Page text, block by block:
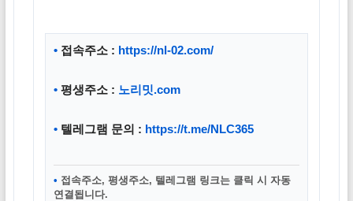
•접속주소 : https://nl-02.com/
•평생주소 : 노리밋.com
•텔레그램 문의 : https://t.me/NLC365
• 접속주소, 평생주소, 텔레그램 링크는 클릭 시 자동
연결됩니다.